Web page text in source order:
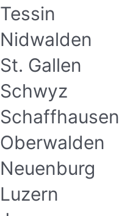
Tessin
Nidwalden
St. Gallen
Schwyz
Schaffhausen
Oberwalden
Neuenburg
Luzern